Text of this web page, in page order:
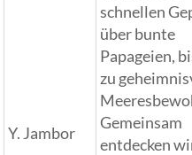
Y. Jambor
schnellen
über bunte
Papageien,
zu
Gemeinsam
entdecken